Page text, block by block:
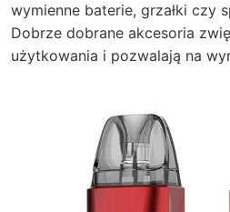
wymienne baterie, grzałki czy
Dobrze dobrane akcesoria
użytkowania i pozwalają na